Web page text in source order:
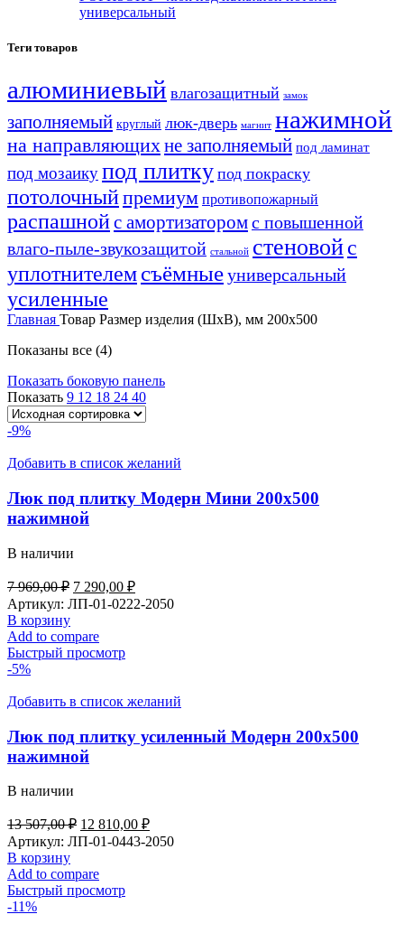
универсальный
Теги товаров
алюминиевый влагозащитный замок
заполняемый круглый люк-дверь магнит нажимной
на направляющихне заполняемый под ламинат
под мозаикупод плитку под покраску
потолочныйпремиум противопожарный
распашнойс амортизаторомс повышенной
влаго-пыле-звукозащитой стальной стеновойс
уплотнителемсъёмныеуниверсальный
усиленные
Главная Товар Размер изделия (ШхВ), мм 200х500
Показаны все (4)
Показать боковую панель
Показать 9 12 18 24 40
-9%
Добавить в список желаний
Люк под плитку Модерн Мини 200х500
нажимной
В наличии
7 969,00₽ 7 290,00 ₽
Артикул: ЛП-01-0222-2050
В корзину
Add to compare
Быстрый просмотр
-5%
Добавить в список желаний
Люк под плитку усиленный Модерн 200х500
нажимной
В наличии
13 507,00₽ 12 810,00 ₽
Артикул: ЛП-01-0443-2050
В корзину
Add to compare
Быстрый просмотр
-11%